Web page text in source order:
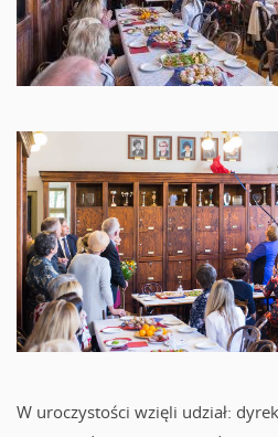
W uroczystości wzięli udział: